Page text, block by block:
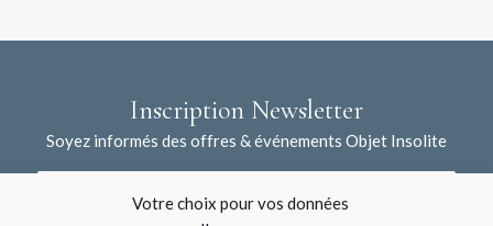
Votre choix pour vos données
Inscription Newsletter
Soyez informés des offres & événements Objet Insolite